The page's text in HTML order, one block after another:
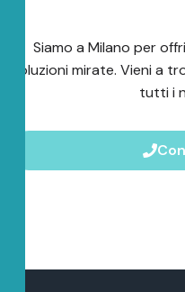
Siamo a Milano per
soluzioni mirate. Vieni a
tutti i